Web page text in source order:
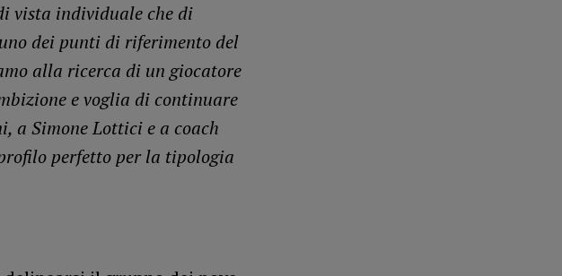
vista individuale che di
dei punti di riferimento del
alla ricerca di un giocatore
e voglia di continuare
a Simone Lottici e a coach
perfetto per la tipologia